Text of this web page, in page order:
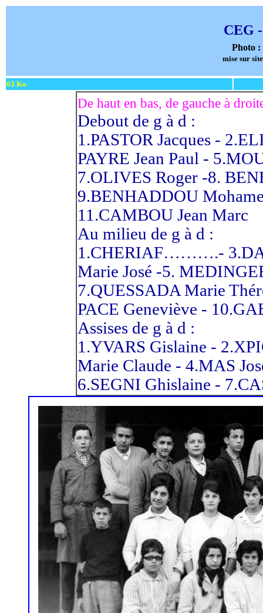
CEG
Photo :
mise sur
63 Ko
De haut en bas, de gauche à
Debout de g à d :
1.PASTOR Jacques -
PAYRE Jean Paul -
7.OLIVES Roger -8.
9.BENHADDOU
11.CAMBOU Jean Marc
Au milieu de g à d :
1.CHERIAF……….-
Marie José -5.
7.QUESSADA Marie
PACE Geneviève -
Assises de g à d :
1.YVARS Gislaine -
Marie Claude - 4.MAS
6.SEGNI Ghislaine -